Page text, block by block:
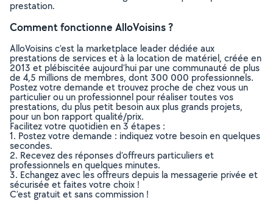
prestation.
Comment fonctionne AlloVoisins ?
AlloVoisins c’est la marketplace leader dédiée aux
prestations de services et à la location de matériel, créée en
2013 et plébiscitée aujourd’hui par une communauté de plus
de 4,5 millions de membres, dont 300 000 professionnels.
Postez votre demande et trouvez proche de chez vous un
particulier ou un professionnel pour réaliser toutes vos
prestations, du plus petit besoin aux plus grands projets,
pour un bon rapport qualité/prix.
Facilitez votre quotidien en 3 étapes :
1. Postez votre demande : indiquez votre besoin en quelques
secondes.
2. Recevez des réponses d’offreurs particuliers et
professionnels en quelques minutes.
3. Echangez avec les offreurs depuis la messagerie privée et
sécurisée et faites votre choix !
C’est gratuit et sans commission !